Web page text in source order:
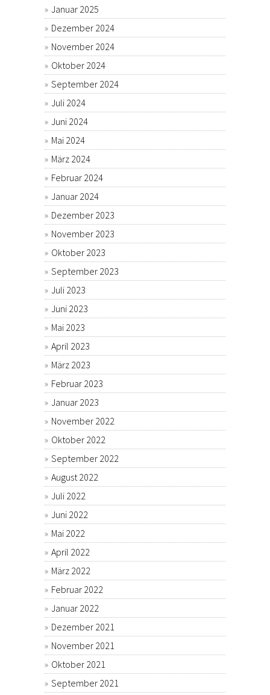
Januar 2025
Dezember 2024
November 2024
Oktober 2024
September 2024
Juli 2024
Juni 2024
Mai 2024
März 2024
Februar 2024
Januar 2024
Dezember 2023
November 2023
Oktober 2023
September 2023
Juli 2023
Juni 2023
Mai 2023
April 2023
März 2023
Februar 2023
Januar 2023
November 2022
Oktober 2022
September 2022
August 2022
Juli 2022
Juni 2022
Mai 2022
April 2022
März 2022
Februar 2022
Januar 2022
Dezember 2021
November 2021
Oktober 2021
September 2021